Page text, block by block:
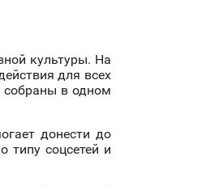
культуры. На
для всех
собраны в одном
донести до
соцсетей и